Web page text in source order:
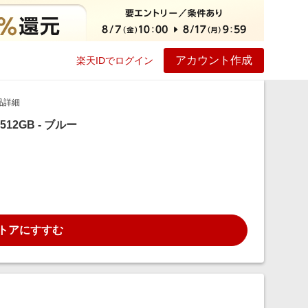
楽天IDでログイン アカウント作成
詳細
- ブルー
アにすすむ